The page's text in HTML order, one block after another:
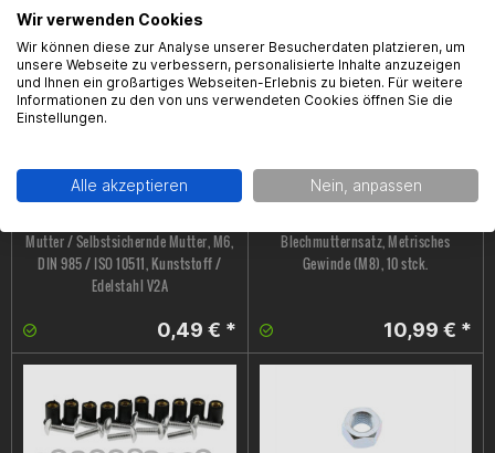
5,99 € *
Mutter / Selbstsichernde Mutter, M6,
DIN 985 / ISO 10511, Kunststoff /
Edelstahl V2A
0,49 € *
Blechmutternsatz, Metrisches
Gewinde (M8), 10 stck.
10,99 € *
Wir verwenden Cookies
Wir können diese zur Analyse unserer Besucherdaten platzieren, um
unsere Webseite zu verbessern, personalisierte Inhalte anzuzeigen
und Ihnen ein großartiges Webseiten-Erlebnis zu bieten. Für weitere
Informationen zu den von uns verwendeten Cookies öffnen Sie die
Einstellungen.
Alle akzeptieren Nein, anpassen